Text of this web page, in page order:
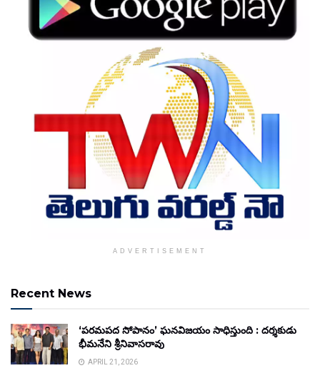
ADVERTISEMENT
Recent News
‘పరమపద సోపానం’ ఘనవిజయం సాధిస్తుంది : దర్శకుడు
భీమనేని శ్రీనివాసరావు
APRIL 21, 2026